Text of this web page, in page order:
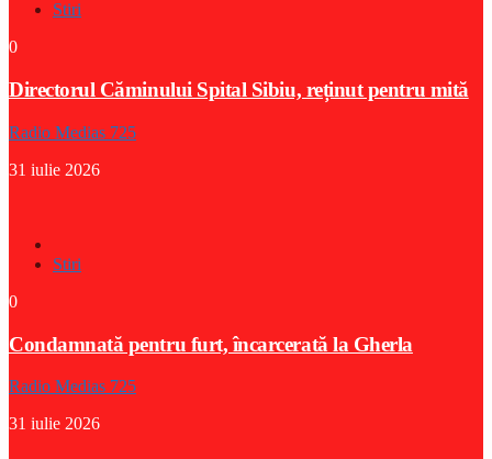
Stiri
0
Directorul Căminului Spital Sibiu, reținut pentru mită
Radio Medias 725
31 iulie 2026
Stiri
0
Condamnată pentru furt, încarcerată la Gherla
Radio Medias 725
31 iulie 2026